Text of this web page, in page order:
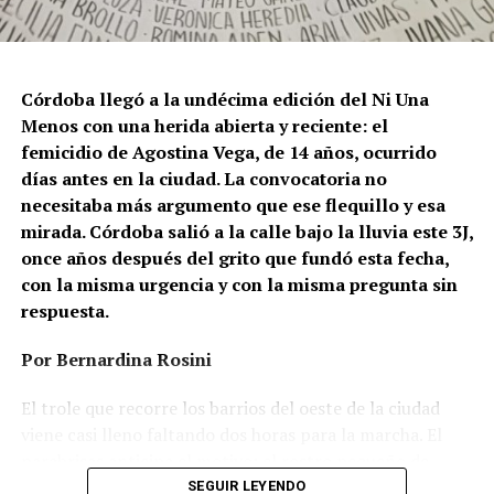
Ganar la vida: La historia de (no)
Córdoba llegó a la undécima edición del Ni Una
Menos con una herida abierta y reciente: el
femicidio de Agostina Vega, de 14 años, ocurrido
días antes en la ciudad. La convocatoria no
necesitaba más argumento que ese flequillo y esa
mirada. Córdoba salió a la calle bajo la lluvia este 3J,
once años después del grito que fundó esta fecha,
con la misma urgencia y con la misma pregunta sin
respuesta.
Por Bernardina Rosini
El trole que recorre los barrios del oeste de la ciudad
Agostina Vega, 14 años. Era fácil intuir que será una
SEGUIR LEYENDO